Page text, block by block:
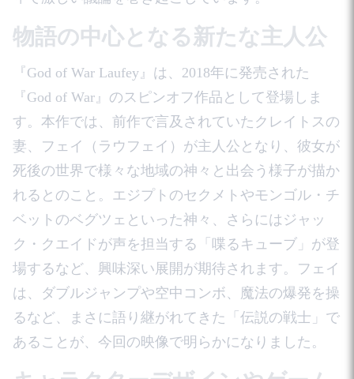
物語の中心となる新たな主人公
『God of War Laufey』は、2018年に発売された
『God of War』のスピンオフ作品として登場しま
す。本作では、前作で言及されていたクレイトスの
妻、フェイ（ラウフェイ）が主人公となり、彼女が
死後の世界で様々な地域の神々と出会う様子が描か
れるとのこと。エジプトのセクメトやモンゴル・チ
ベットのベグツェといった神々、さらにはジャッ
ク・クエイドが声を担当する「喋るキューブ」が登
場するなど、興味深い展開が期待されます。フェイ
は、ダブルジャンプや空中コンボ、魔法の爆発を操
るなど、まさに語り継がれてきた「伝説の戦士」で
あることが、今回の映像で明らかになりました。